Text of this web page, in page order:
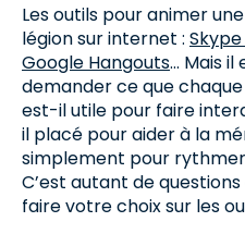
Les outils pour animer une
légion sur internet :
Google Hangouts… Mais il
demander ce que
est-il utile pour faire
il placé pour aider à la
simplement pour
C’est autant de
faire votre choix sur les